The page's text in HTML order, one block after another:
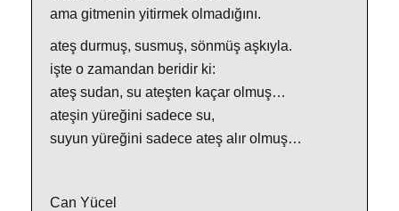
ama gitmenin yitirmek olmadığını.
ateş durmuş, susmuş, sönmüş aşkıyla.
işte o zamandan beridir ki:
ateş sudan, su ateşten kaçar olmuş…
ateşin yüreğini sadece su,
suyun yüreğini sadece ateş alır olmuş…
Can Yücel